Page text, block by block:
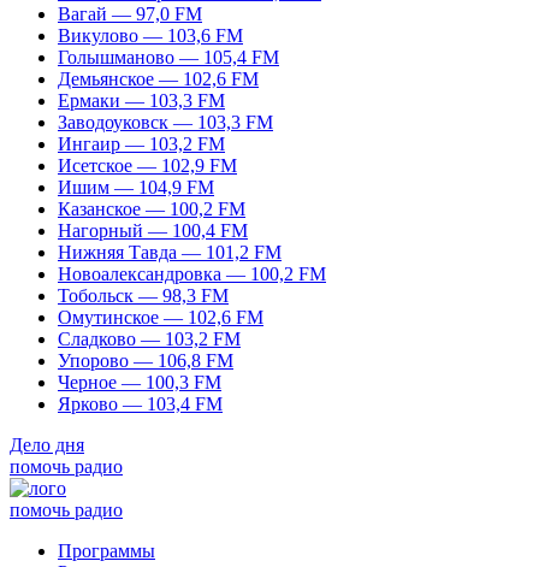
Вагай — 97,0 FM
Викулово — 103,6 FM
Голышманово — 105,4 FM
Демьянское — 102,6 FM
Ермаки — 103,3 FM
Заводоуковск — 103,3 FM
Ингаир — 103,2 FM
Исетское — 102,9 FM
Ишим — 104,9 FM
Казанское — 100,2 FM
Нагорный — 100,4 FM
Нижняя Тавда — 101,2 FM
Новоалександровка — 100,2 FM
Тобольск — 98,3 FM
Омутинское — 102,6 FM
Сладково — 103,2 FM
Упорово — 106,8 FM
Черное — 100,3 FM
Ярково — 103,4 FM
Дело дня
помочь радио
помочь радио
Программы